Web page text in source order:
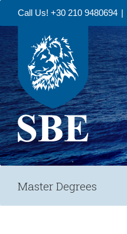
Call Us! +30 210 9480694 |
Master Degrees